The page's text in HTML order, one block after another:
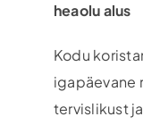
heaolu alus
Kodu
igapäevane
tervislikust